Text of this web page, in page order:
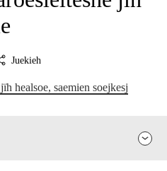
Juekieh
healsoe, saemien soejkesj